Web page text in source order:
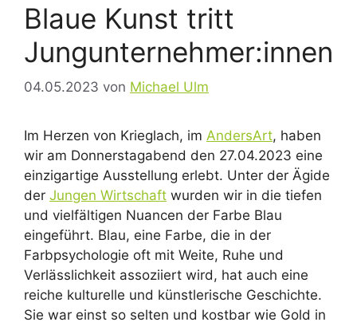
Blaue Kunst tritt
Jungunternehmer:innen
04.05.2023 von Michael Ulm
Im Herzen von Krieglach, im AndersArt, haben
wir am Donnerstagabend den 27.04.2023 eine
einzigartige Ausstellung erlebt. Unter der Ägide
der Jungen Wirtschaft wurden wir in die tiefen
und vielfältigen Nuancen der Farbe Blau
eingeführt. Blau, eine Farbe, die in der
Farbpsychologie oft mit Weite, Ruhe und
Verlässlichkeit assoziiert wird, hat auch eine
reiche kulturelle und künstlerische Geschichte.
Sie war einst so selten und kostbar wie Gold in